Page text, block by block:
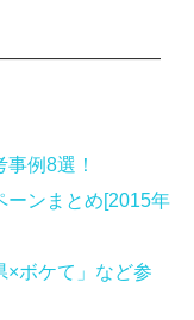
例8選！
ーンまとめ[2015年
×ボケて」など参